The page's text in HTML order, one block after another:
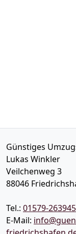
Günstiges
Lukas Winkler
Veilchenweg 3
88046
Tel.: 01579-
E-Mail: